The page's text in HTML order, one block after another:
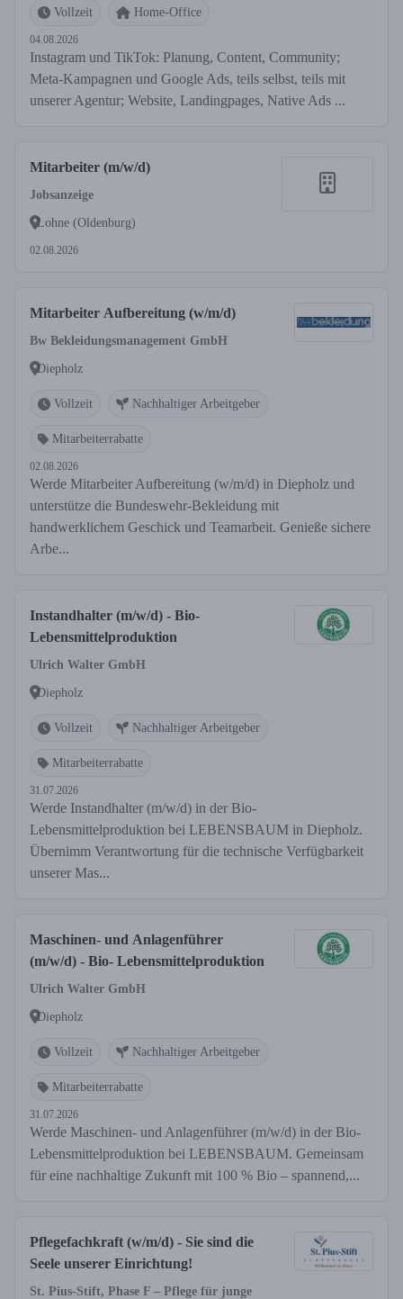
Vollzeit Home-Office
04.08.2026
Instagram und TikTok: Planung, Content, Community;
Meta-Kampagnen und Google Ads, teils selbst, teils mit
unserer Agentur; Website, Landingpages, Native Ads ...
Mitarbeiter (m/w/d)
Jobsanzeige
Lohne (Oldenburg)
02.08.2026
Mitarbeiter Aufbereitung (w/m/d)
Bw Bekleidungsmanagement GmbH
Diepholz
Vollzeit Nachhaltiger Arbeitgeber
Mitarbeiterrabatte
02.08.2026
Werde Mitarbeiter Aufbereitung (w/m/d) in Diepholz und
unterstütze die Bundeswehr-Bekleidung mit
handwerklichem Geschick und Teamarbeit. Genieße sichere
Arbe...
Instandhalter (m/w/d) - Bio-
Lebensmittelproduktion
Ulrich Walter GmbH
Diepholz
Vollzeit Nachhaltiger Arbeitgeber
Mitarbeiterrabatte
31.07.2026
Werde Instandhalter (m/w/d) in der Bio-
Lebensmittelproduktion bei LEBENSBAUM in Diepholz.
Übernimm Verantwortung für die technische Verfügbarkeit
unserer Mas...
Maschinen- und Anlagenführer
(m/w/d) - Bio- Lebensmittelproduktion
Ulrich Walter GmbH
Diepholz
Vollzeit Nachhaltiger Arbeitgeber
Mitarbeiterrabatte
31.07.2026
Werde Maschinen- und Anlagenführer (m/w/d) in der Bio-
Lebensmittelproduktion bei LEBENSBAUM. Gemeinsam
für eine nachhaltige Zukunft mit 100 % Bio – spannend,...
Pflegefachkraft (w/m/d) - Sie sind die
Seele unserer Einrichtung!
St. Pius-Stift, Phase F – Pflege für junge